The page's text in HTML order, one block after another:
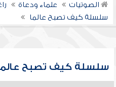
الصوتيات علماء ودعاة
سلسلة كيف تصبح عالما
سلسلة كيف تصبح عالماً